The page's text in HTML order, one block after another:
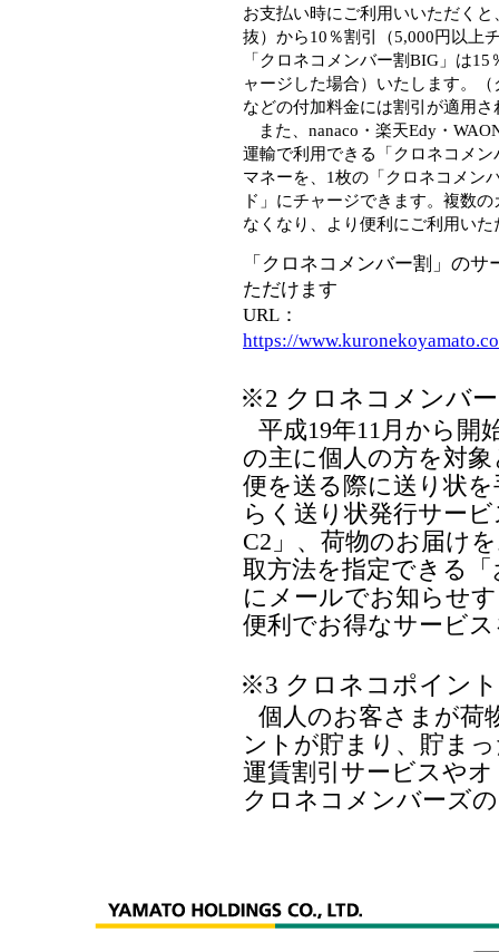
お支払い時にご利用いいただく
抜）から10％割引（5,000円以上
「クロネコメンバー割BIG」は
ャージした場合）いたします。
などの付加料金には割引が適用さ
また、nanaco・楽天Edy・
運輸で利用できる「クロネコメ
マネーを、1枚の「クロネコメン
ド」にチャージできます。複数
なくなり、より便利にご利用いた
「クロネコメンバー割」の
ただけます
URL：
https://
※2 クロネコメンバ
平成19年11月から開
の主に個人の方を対
便を送る際に送り状
らく送り状発行サー
C2」、荷物のお届け
取方法を指定できる
にメールでお知らせ
便利でお得なサービ
※3 クロネコポイン
個人のお客さまが荷
ントが貯まり、貯ま
運賃割引サービスや
クロネコメンバーズ